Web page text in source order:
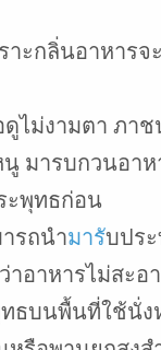
าะกลิ่นอาหาร
ไม่งามตา ภา
มารบกวนอา
ะพุทธก่อน
รถนำมารบปร
าอาหารไม่สะ
ธบนพื้นที่ใช้นั่